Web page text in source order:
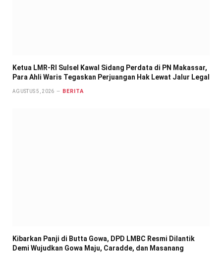
Ketua LMR-RI Sulsel Kawal Sidang Perdata di PN Makassar,
Para Ahli Waris Tegaskan Perjuangan Hak Lewat Jalur Legal
AGUSTUS 5, 2026 BERITA
Kibarkan Panji di Butta Gowa, DPD LMBC Resmi Dilantik
Demi Wujudkan Gowa Maju, Caradde, dan Masanang